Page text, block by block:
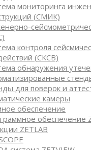
мониторинга
(СМИК)
контроля
(СКСВ)
обнаружения
для поверок и
камеры
обеспечение
обеспечение
ZETLAB